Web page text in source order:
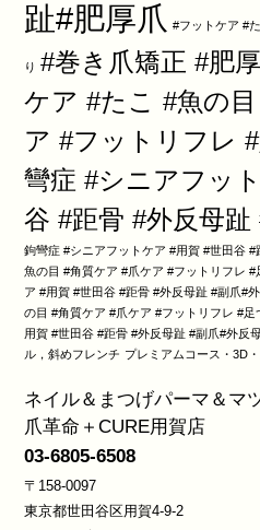
趾#肥厚爪 #フットケア #
り #巻き爪矯正 #肥
ケア #たこ #魚の
ア #フットリフレ
彎症 #シニアフッ
谷 #距骨 #外反母趾
鉤彎症 #シニアフットケア #用賀 #世田谷 #
魚の目 #角質ケア #爪ケア #フットリフレ
ア #用賀 #世田谷 #距骨 #外反母趾 #副爪#
の目 #角質ケア #爪ケア #フットリフレ #
用賀 #世田谷 #距骨 #外反母趾 #副爪#外反
ル，斜めフレンチ プレミアムコース・3D
ネイル＆まつげパーマ＆マ
爪革命＋CURE用賀店
03-6805-6508
〒158-0097
東京都世田谷区用賀4-9-2